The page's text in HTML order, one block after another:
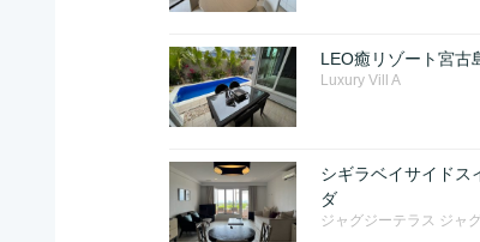
LEO癒リゾート宮古
Luxury Vill A
シギラベイサイドス
ダ
ジャグジーテラス ジャ